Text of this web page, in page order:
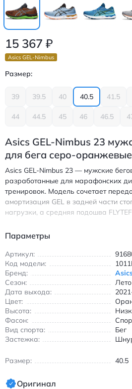
15 367 ₽
Asics GEL-Nimbus
Размер:
39 39.5 40 40.5 41.5
44 44.5 45 46 46.5
Asics GEL-Nimbus 23
для бега серо-оранжевые
Asics GEL-Nimbus 23 — мужские
разработанные для марафонских
тренировок. Модель сочетает
амортизация GEL в задней части
нагрузки, а средняя подошва
гарантирует износостойкость на
микроклимат, а эргономичный
свободу движений. Шнуровка
предотвращая проскальзывание.
теплое время года благодаря
конструкции. Асикс GEL-Nimbus 23
бега с амортизацией GEL и
Параметры
Артикул:
Код модели:
Бренд:
Сезон:
Лето
Дата выхода:
Цвет:
Высота:
Фасон:
Вид спорта:
Бег
Застежка:
Размер: 40.5
Оригинал